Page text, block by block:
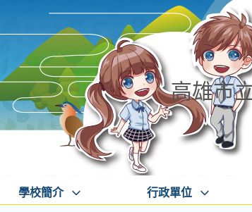
高雄市
學校簡介 行政單位